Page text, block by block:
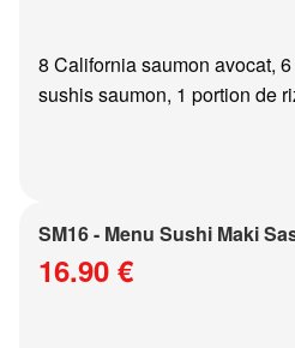
8 California saumon avocat,
sushis saumon, 1 portion de
SM16 - Menu Sushi Maki
16.90 €